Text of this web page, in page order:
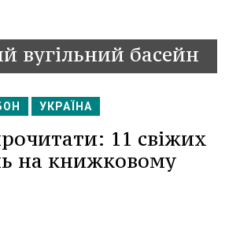
вугільний басейн
УКРАЇНА
11 свіжих
на книжковому